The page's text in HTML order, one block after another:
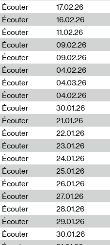
Écouter
17.02.26
Écouter
16.02.26
Écouter
11.02.26
Écouter
09.02.26
Écouter
09.02.26
Écouter
04.02.26
Écouter
04.03.26
Écouter
04.02.26
Écouter
30.01.26
Écouter
21.01.26
Écouter
22.01.26
Écouter
23.01.26
Écouter
24.01.26
Écouter
25.01.26
Écouter
26.01.26
Écouter
27.01.26
Écouter
28.01.26
Écouter
29.01.26
Écouter
30.01.26